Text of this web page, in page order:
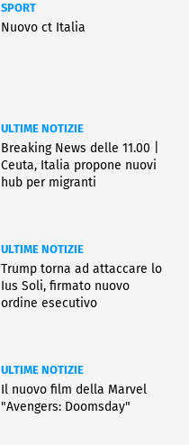
SPORT
Nuovo ct Italia
ULTIME NOTIZIE
Breaking News delle 11.00 |
Ceuta, Italia propone nuovi
hub per migranti
ULTIME NOTIZIE
Trump torna ad attaccare lo
Ius Soli, firmato nuovo
ordine esecutivo
ULTIME NOTIZIE
Il nuovo film della Marvel
"Avengers: Doomsday"